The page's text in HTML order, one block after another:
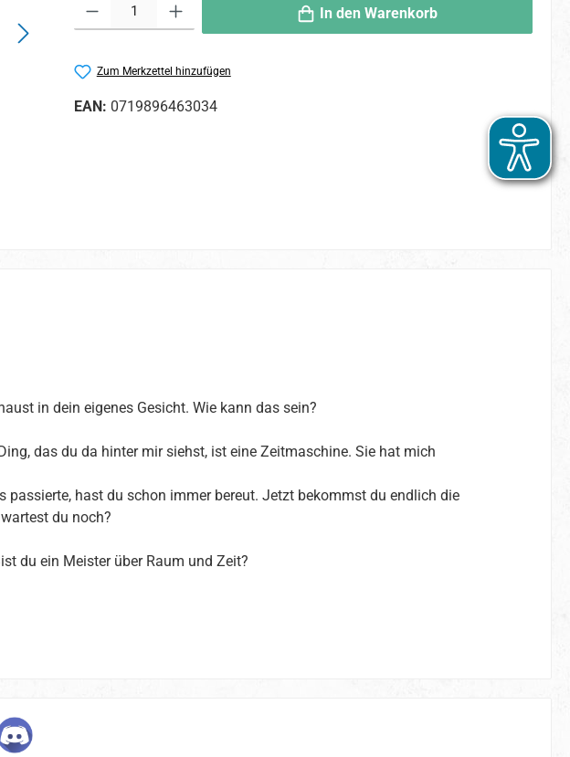
In den Warenkorb
Zum Merkzettel hinzufügen
EAN: 0719896463034
in dein eigenes Gesicht. Wie kann das sein?
das du da hinter mir siehst, ist eine Zeitmaschine. Sie hat mich
hast du schon immer bereut. Jetzt bekommst du endlich die
du noch?
du ein Meister über Raum und Zeit?